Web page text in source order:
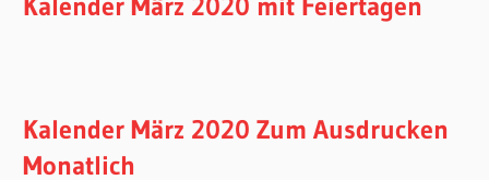
Kalender März 2020 Zum Ausdrucken
Monatlich